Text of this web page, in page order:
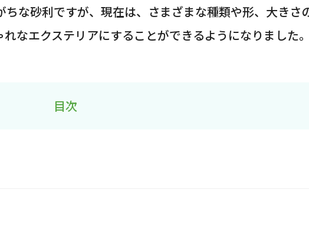
な砂利ですが、現在は、さまざまな種類や形、大きさ
なエクステリアにすることができるようになりました。
目次